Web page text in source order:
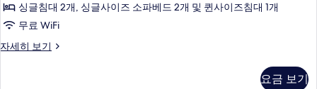
모
두
보
싱글침대 2개, 싱글사이즈 소파베드 2개 및 퀸사이즈침대 1개
무료 WiFi
자세히 보기
Superior
요금 보기